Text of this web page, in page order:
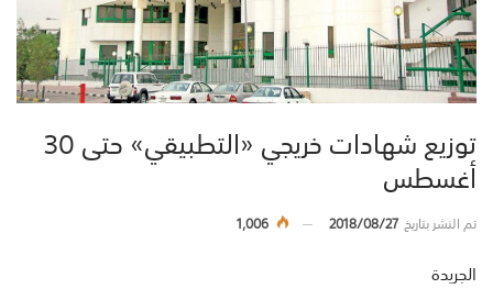
توزيع شهادات خريجي «التطبيقي» حتى 30
أغسطس
تم النشر بتاريخ2018/08/27
1,006
الجريدة